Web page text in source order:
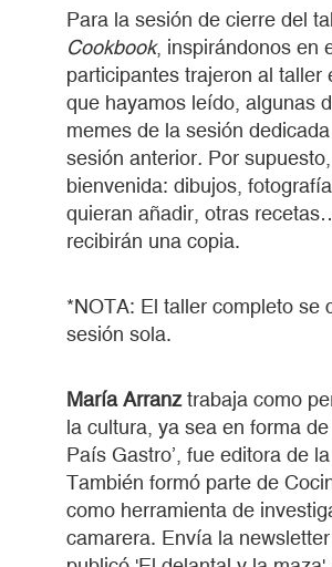
Para la sesión de cierre del
Cookbook, inspirándonos en
participantes trajeron al
que hayamos leído, algunas
memes de la sesión
sesión anterior. Por
bienvenida: dibujos,
quieran añadir, otras
recibirán una copia.
*NOTA: El taller completo se
sesión sola.
María Arranztrabaja como
la cultura, ya sea en forma
País Gastro’, fue editora de
También formó parte de
como herramienta de
camarera. Envía la